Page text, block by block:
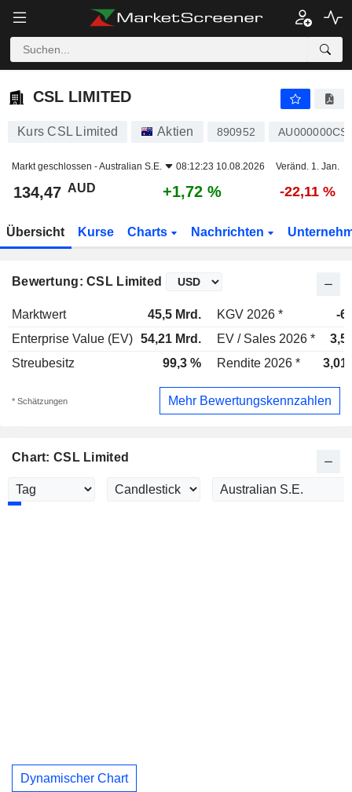
CSL LIMITED
CSL LIMITED
Kurs CSL Limited Aktien 890952
Markt geschlossen -Australian S.E. 08:12:23 10.08.2026 Veränd. 1. Jan.
134,47 AUD +1,72 % -22,11 %
Übersicht Kurse Charts Nachrichten
Bewertung: CSL Limited
Marktwert 45,5 Mrd. KGV 2026 *
-
Enterprise Value (EV) 54,21 Mrd. EV / Sales 2026 *
Streubesitz
99,3 % Rendite 2026 * 3,01
* Schätzungen Mehr Bewertungskennzahlen
Chart: CSL Limited
Dynamischer Chart